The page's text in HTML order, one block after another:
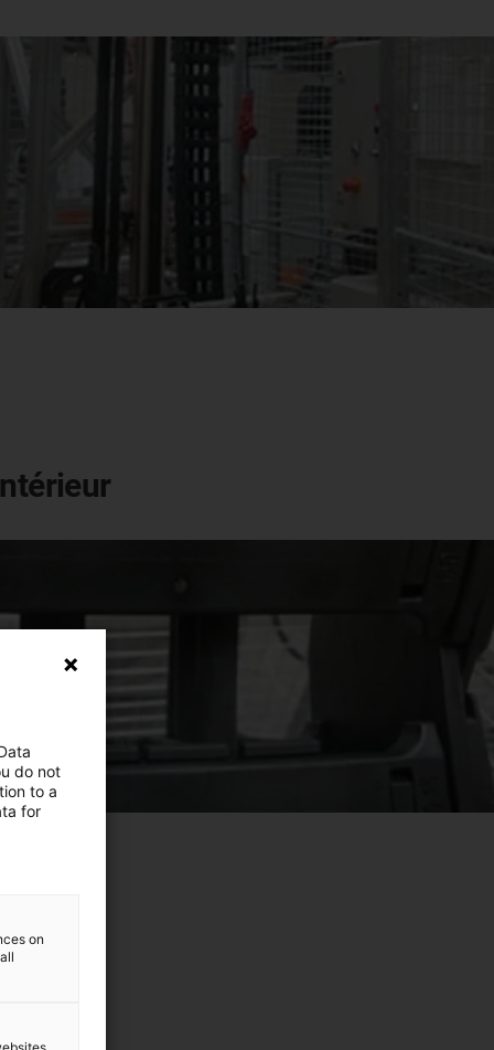
do not
to a
for
on